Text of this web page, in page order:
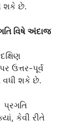
શકે છે.
વિષે અંદાજ
ઉત્તર-પૂર્વ
શકે છે.
પ્રગતિ
કેવી રીતે